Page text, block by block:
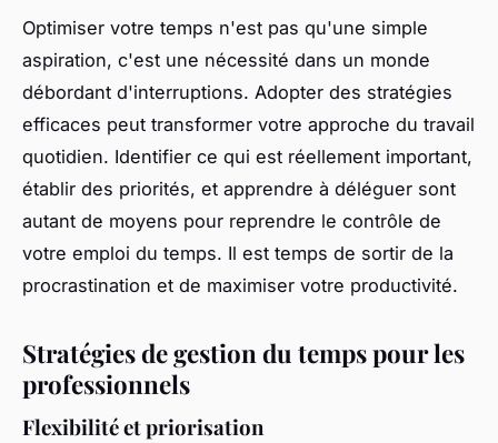
Optimiser votre temps n'est pas qu'une simple
aspiration, c'est une nécessité dans un monde
débordant d'interruptions. Adopter des stratégies
efficaces peut transformer votre approche du travail
quotidien. Identifier ce qui est réellement important,
établir des priorités, et apprendre à déléguer sont
autant de moyens pour reprendre le contrôle de
votre emploi du temps. Il est temps de sortir de la
procrastination et de maximiser votre productivité.
Stratégies de gestion du temps pour les
professionnels
Flexibilité et priorisation